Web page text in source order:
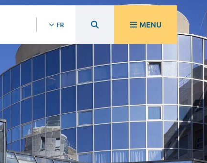
FR MENU